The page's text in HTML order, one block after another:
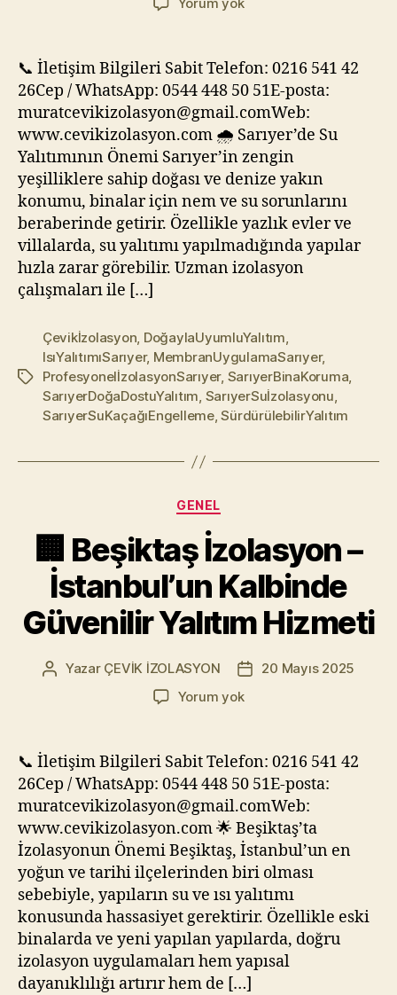
Yorum yok
–
Doğayla
İç
İçe
Yapılarınız
İçin
Kaliteli
Yalıtım
📞 İletişim Bilgileri Sabit Telefon: 0216 541 42
26Cep / WhatsApp: 0544 448 50 51E-posta:
muratcevikizolasyon@gmail.comWeb:
www.cevikizolasyon.com 🌧️ Sarıyer’de Su
Yalıtımının Önemi Sarıyer’in zengin
yeşilliklere sahip doğası ve denize yakın
konumu, binalar için nem ve su sorunlarını
beraberinde getirir. Özellikle yazlık evler ve
villalarda, su yalıtımı yapılmadığında yapılar
hızla zarar görebilir. Uzman izolasyon
çalışmaları ile […]
Etiketler
Çevikİzolasyon, DoğaylaUyumluYalıtım,
IsıYalıtımıSarıyer, MembranUygulamaSarıyer,
ProfesyonelİzolasyonSarıyer, SarıyerBinaKoruma,
SarıyerDoğaDostuYalıtım, SarıyerSuİzolasyonu,
SarıyerSuKaçağıEngelleme,SürdürülebilirYalıtım
Kategoriler
GENEL
🏢 Beşiktaş İzolasyon –
İstanbul’un Kalbinde
Güvenilir Yalıtım Hizmeti
Yazının
Yazar ÇEVİK İZOLASYON
Yazı20 Mayıs 2025
Yorum yok🏢
–
İstanbul’un
Kalbinde
Güvenilir
Yalıtım
Hizmeti
📞 İletişim Bilgileri Sabit Telefon: 0216 541 42
26Cep / WhatsApp: 0544 448 50 51E-posta:
muratcevikizolasyon@gmail.comWeb:
www.cevikizolasyon.com 🌟 Beşiktaş’ta
İzolasyonun Önemi Beşiktaş, İstanbul’un en
yoğun ve tarihi ilçelerinden biri olması
sebebiyle, yapıların su ve ısı yalıtımı
konusunda hassasiyet gerektirir. Özellikle eski
binalarda ve yeni yapılan yapılarda, doğru
izolasyon uygulamaları hem yapısal
dayanıklılığı artırır hem de […]